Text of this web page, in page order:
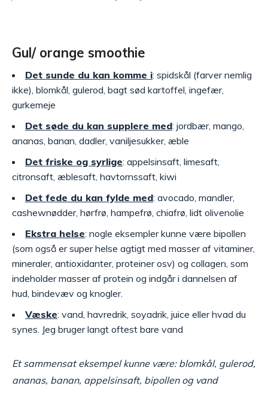
Gul/ orange smoothie
Det sunde du kan komme i: spidskål (farver nemlig
ikke), blomkål, gulerod, bagt sød kartoffel, ingefær,
gurkemeje
Det søde du kan supplere med: jordbær, mango,
ananas, banan, dadler, vaniljesukker, æble
Det friske og syrlige: appelsinsaft, limesaft,
citronsaft, æblesaft, havtornssaft, kiwi
Det fede du kan fylde med: avocado, mandler,
cashewnødder, hørfrø, hampefrø, chiafrø, lidt olivenolie
Ekstra helse: nogle eksempler kunne være bipollen
(som også er super helse agtigt med masser af vitaminer,
mineraler, antioxidanter, proteiner osv) og collagen, som
indeholder masser af protein og indgår i dannelsen af
hud, bindevæv og knogler.
Væske: vand, havredrik, soyadrik, juice eller hvad du
synes. Jeg bruger langt oftest bare vand
Et sammensat eksempel kunne være: blomkål, gulerod,
ananas, banan, appelsinsaft, bipollen og vand